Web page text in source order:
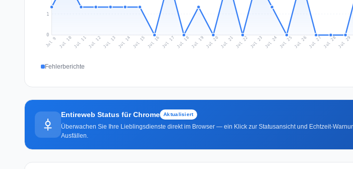
0
1
Jul 9 Jul 10 Jul 11Jul 12Jul 13 Jul 14 Jul 15 Jul 16 Jul 17 Jul 18Jul 19 Jul 20 Jul 21 Jul 22 Jul 23 Jul 24 Jul 25 Jul 26Jul 27 Jul 28Jul 29
Fehlerberichte
Entireweb Status für Chrome Aktualisiert
Überwachen Sie Ihre Lieblingsdienste direkt im Browser — ein Klick zur Statusansicht und Echtzeit-
Ausfällen.